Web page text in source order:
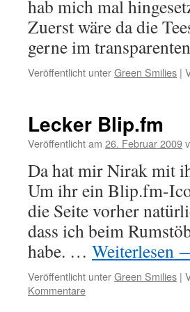
hab mich mal
Zuerst wäre da die
gerne im
Veröffentlicht unterGreen Smilies |
Lecker Blip.fm
Veröffentlicht am 26. Februar 2009
Da hat mir Nirak mit
Um ihr ein Blip.fm-
die Seite vorher
dass ich beim
habe. … Weiterlesen
Veröffentlicht unterGreen Smilies |
Kommentare